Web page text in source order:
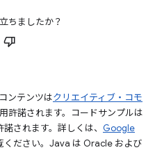
ちましたか？
ンテンツはクリエイティブ・コモ
許諾されます。コードサンプルは
されます。詳しくは、 Google
ください。Java は Oracle および